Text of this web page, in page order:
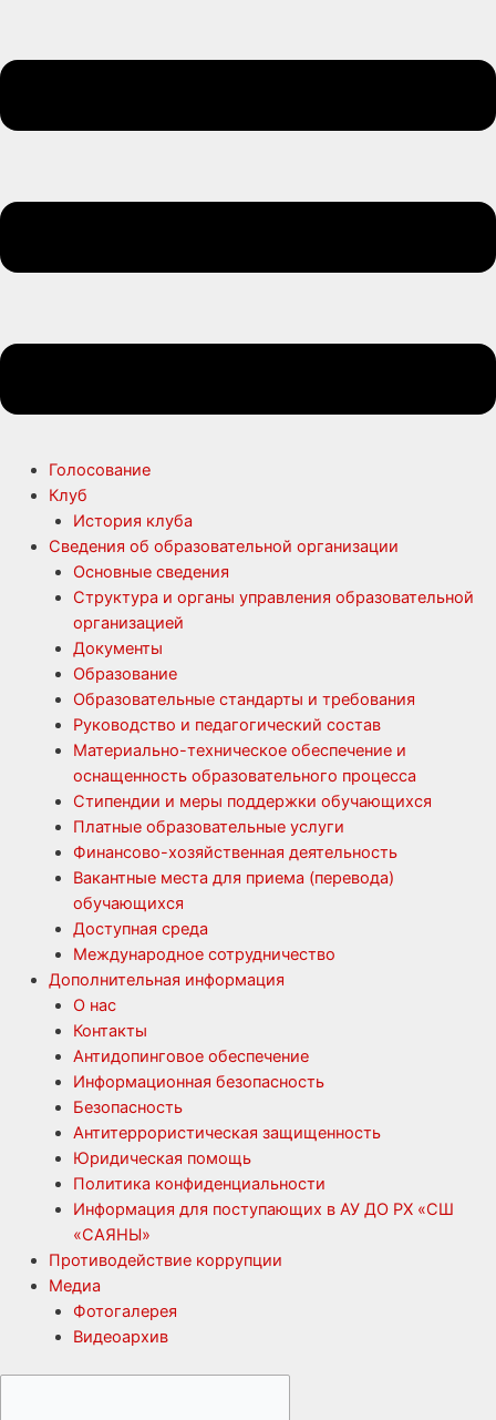
Голосование
Клуб
История клуба
Сведения об образовательной организации
Основные сведения
Структура и органы управления образовательной
организацией
Документы
Образование
Образовательные стандарты и требования
Руководство и педагогический состав
Материально-техническое обеспечение и
оснащенность образовательного процесса
Стипендии и меры поддержки обучающихся
Платные образовательные услуги
Финансово-хозяйственная деятельность
Вакантные места для приема (перевода)
обучающихся
Доступная среда
Международное сотрудничество
Дополнительная информация
О нас
Контакты
Антидопинговое обеспечение
Информационная безопасность
Безопасность
Антитеррористическая защищенность
Юридическая помощь
Политика конфиденциальности
Информация для поступающих в АУ ДО РХ «СШ
«САЯНЫ»
Противодействие коррупции
Медиа
Фотогалерея
Видеоархив